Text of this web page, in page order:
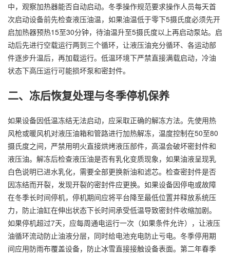
中，观察加热器能否自动启动。冬季操作规范要求操作人员每天首
次启动设备前先检查液压油温，如果油温低于零下5摄氏度必须先开
启加热器预热15至30分钟，待油温升至5摄氏度以上再启动泵站。启
动后先进行空载运行两到三个循环，让液压油充分循环、各运动部
件逐步升温后，再加载运行。低温环境下严禁直接满载启动，冷油
状态下高压运行可能损坏泵和密封件。
二、冻后恢复处理与冬季停机保养
如果设备因低温冻结无法启动，应采取正确的解冻方法。先使用热
风枪或暖风机对液压油箱和管路进行加热解冻，温度控制在50至80
摄氏度之间，严禁用明火直接烘烤液压部件，高温会破坏密封件和
液压油。解冻后检查液压油是否有乳化变质现象，如果油液呈现乳
白色说明已进水乳化，需要全部更换新油和滤芯。检查密封件是否
因冻结而开裂，发现开裂的密封件应更换。如果设备因停电或故障
在冬季长时间停机，停机期间应将平台降至最低位置并释放系统压
力，防止油缸在伸出状态下长时间承受低温导致密封件收缩加剧。
如果停机超过7天，应每周通电运行一次（如果条件允许），让液压
油循环流动防止油液分层，同时给电池充电防止亏电。冬季停用期
间应用防雨布覆盖设备，防止冰雪直接接触设备表面。第二年春季